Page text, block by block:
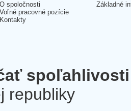
O spoločnosti
Voľné pracovné pozície
Kontakty
Základné
spoľahlivosti
republiky